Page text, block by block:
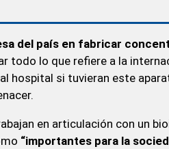
del país en fabricar
todo lo que refiere a la
hospital si tuvieran este
en articulación con un
“importantes para la